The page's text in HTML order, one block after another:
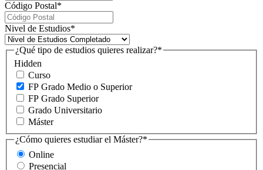
Código Postal*
Nivel de Estudios*
Hidden
¿Qué tipo de estudios quieres realizar?*
Curso
FP Grado Medio o Superior
FP Grado Superior
Grado Universitario
Máster
¿Cómo quieres estudiar el Máster?*
Online
Presencial